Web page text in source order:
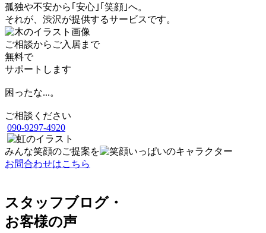
孤独や不安から｢安心｣｢笑顔｣へ。
それが、渋沢が提供するサービスです。
ご相談からご入居まで
無料で
サポートします
困ったな...。
ご相談ください
090-9297-4920
みんな笑顔のご提案を
お問合わせはこちら
スタッフブログ・
お客様の声